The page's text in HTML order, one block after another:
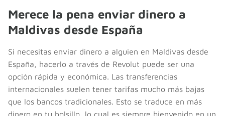
Merece la pena enviar dinero a
Maldivas desde España
Si necesitas enviar dinero a alguien en Maldivas desde
España, hacerlo a través de Revolut puede ser una
opción rápida y económica. Las transferencias
internacionales suelen tener tarifas mucho más bajas
que los bancos tradicionales. Esto se traduce en más
dinero en tu bolsillo, lo cual es siempre bienvenido en un